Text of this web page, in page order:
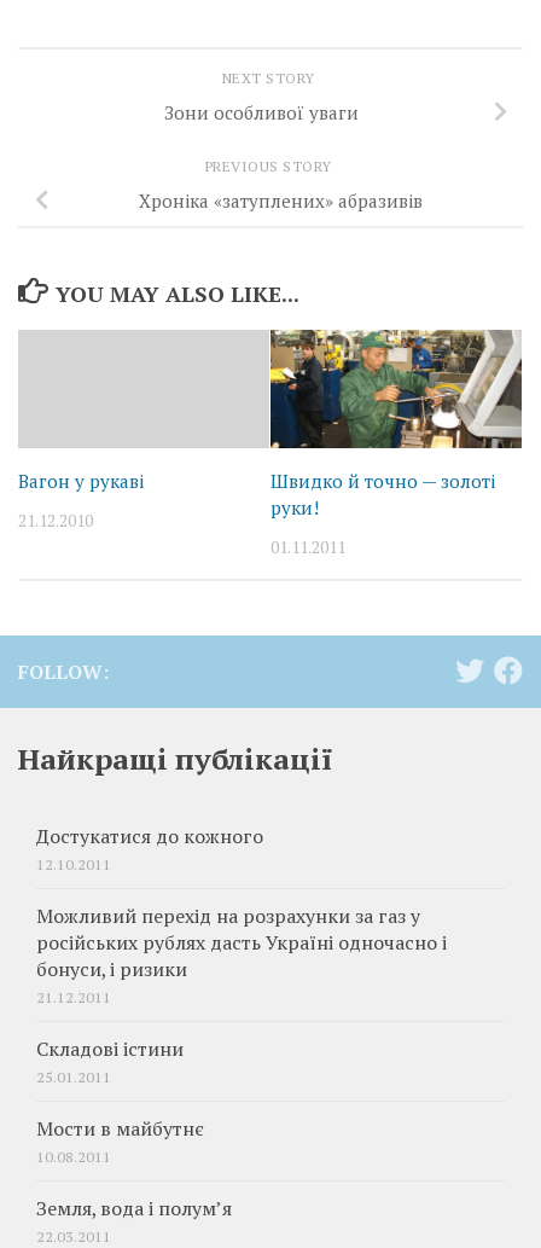
NEXT STORY
Зони особливої уваги
PREVIOUS STORY
Хроніка «затуплених» абразивів
YOU MAY ALSO LIKE...
Вагон у рукаві
21.12.2010
Швидко й точно — золоті
руки!
01.11.2011
FOLLOW:
Найкращі публікації
Достукатися до кожного
12.10.2011
Можливий перехід на розрахунки за газ у
російських рублях дасть Україні одночасно і
бонуси, і ризики
21.12.2011
Складові істини
25.01.2011
Мости в майбутнє
10.08.2011
Земля, вода і полум’я
22.03.2011